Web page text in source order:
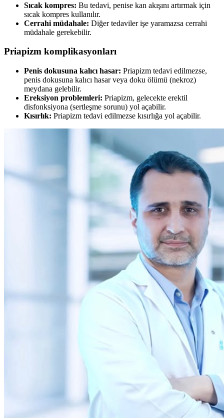
Sıcak kompres: Bu tedavi, penise kan akışını artırmak için
sıcak kompres kullanılır.
Cerrahi müdahale: Diğer tedaviler işe yaramazsa cerrahi
müdahale gerekebilir.
Priapizm komplikasyonları
Penis dokusuna kalıcı hasar: Priapizm tedavi edilmezse,
penis dokusuna kalıcı hasar veya doku ölümü (nekroz)
meydana gelebilir.
Ereksiyon problemleri: Priapizm, gelecekte erektil
disfonksiyona (sertleşme sorunu) yol açabilir.
Kısırlık: Priapizm tedavi edilmezse kısırlığa yol açabilir.